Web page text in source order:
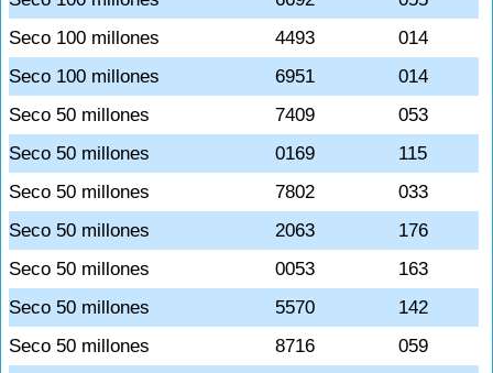
Seco 100 millones
4493
014
Seco 100 millones
6951
014
Seco 50 millones
7409
053
Seco 50 millones
0169
115
Seco 50 millones
7802
033
Seco 50 millones
2063
176
Seco 50 millones
0053
163
Seco 50 millones
5570
142
Seco 50 millones
8716
059